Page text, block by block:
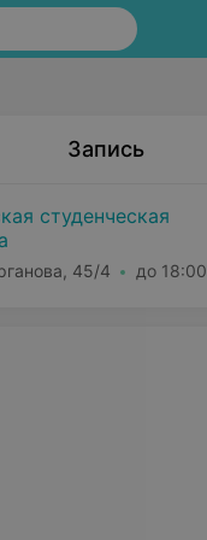
Запись
студенческая
45/4 до 18:00